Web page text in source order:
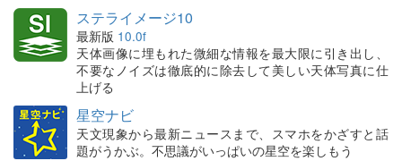
ステライメージ10
最新版 10.0f
天体画像に埋もれた微細な情報を最大限に引き出し、
不要なノイズは徹底的に除去して美しい天体写真に仕
上げる
星空ナビ
天文現象から最新ニュースまで、スマホをかざすと話
題がうかぶ。不思議がいっぱいの星空を楽しもう